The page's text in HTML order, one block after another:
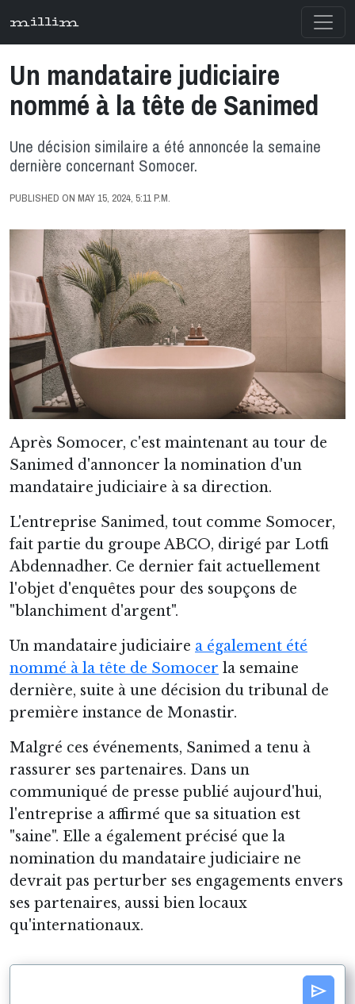
millim
Un mandataire judiciaire
nommé à la tête de Sanimed
Une décision similaire a été annoncée la semaine
dernière concernant Somocer.
PUBLISHED ON MAY 15, 2024, 5:11 P.M.
Après Somocer, c'est maintenant au tour de
Sanimed d'annoncer la nomination d'un
mandataire judiciaire à sa direction.
L'entreprise Sanimed, tout comme Somocer,
fait partie du groupe ABCO, dirigé par Lotfi
Abdennadher. Ce dernier fait actuellement
l'objet d'enquêtes pour des soupçons de
"blanchiment d'argent".
Un mandataire judiciaire a également été
nommé à la tête de Somocer la semaine
dernière, suite à une décision du tribunal de
première instance de Monastir.
Malgré ces événements, Sanimed a tenu à
rassurer ses partenaires. Dans un
communiqué de presse publié aujourd'hui,
l'entreprise a affirmé que sa situation est
"saine". Elle a également précisé que la
nomination du mandataire judiciaire ne
devrait pas perturber ses engagements envers
ses partenaires, aussi bien locaux
qu'internationaux.
send